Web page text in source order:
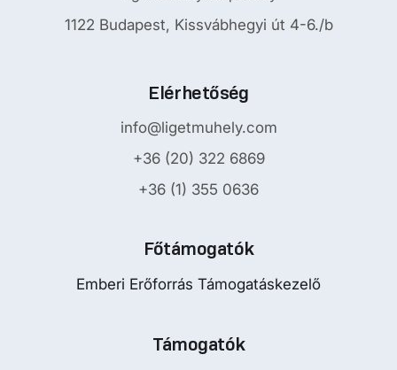
1122 Budapest, Kissvábhegyi út 4-6./b
Elérhetőség
info@ligetmuhely.com
+36 (20) 322 6869
+36 (1) 355 0636
Főtámogatók
Emberi Erőforrás Támogatáskezelő
Támogatók